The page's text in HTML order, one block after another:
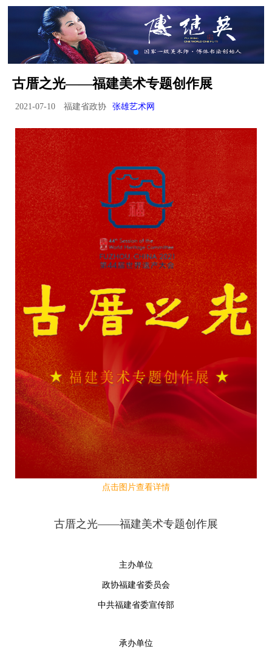
古厝之光——福建美术专题创作展
2021-07-10 福建省政协 张雄艺术网
点击图片查看详情
古厝之光——福建美术专题创作展
主办单位
政协福建省委员会
中共福建省委宣传部
承办单位